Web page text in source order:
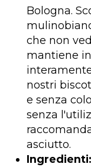
Bologna.
che non
mantiene
nostri
e senza
senza
asciutto.
Ingredienti: